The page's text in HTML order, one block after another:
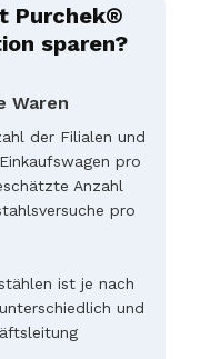
Purchek®
sparen?
Waren
der Filialen und
pro
Anzahl
pro
ist je nach
und